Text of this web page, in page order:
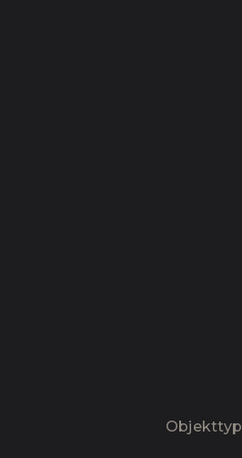
Objekttyp